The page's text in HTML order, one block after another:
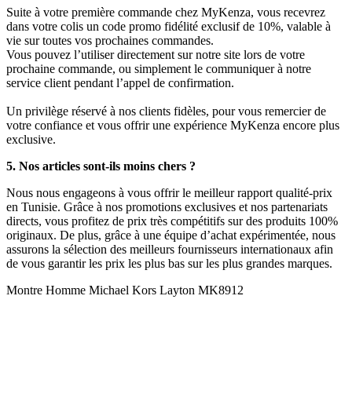
Suite à votre première commande chez MyKenza, vous recevrez
dans votre colis un code promo fidélité exclusif de 10%, valable à
vie sur toutes vos prochaines commandes.
Vous pouvez l’utiliser directement sur notre site lors de votre
prochaine commande, ou simplement le communiquer à notre
service client pendant l’appel de confirmation.
Un privilège réservé à nos clients fidèles, pour vous remercier de
votre confiance et vous offrir une expérience MyKenza encore plus
exclusive.
5. Nos articles sont-ils moins chers ?
Nous nous engageons à vous offrir le meilleur rapport qualité-prix
en Tunisie. Grâce à nos promotions exclusives et nos partenariats
directs, vous profitez de prix très compétitifs sur des produits 100%
originaux. De plus, grâce à une équipe d’achat expérimentée, nous
assurons la sélection des meilleurs fournisseurs internationaux afin
de vous garantir les prix les plus bas sur les plus grandes marques.
Montre Homme Michael Kors Layton MK8912